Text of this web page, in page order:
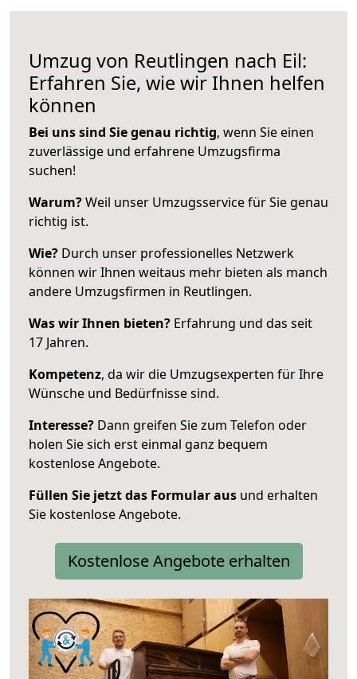
Umzug von Reutlingen nach Eil:
Erfahren Sie, wie wir Ihnen helfen
können
Bei uns sind Sie genau richtig, wenn Sie einen
zuverlässige und erfahrene Umzugsfirma
suchen!
Warum?Weil unser Umzugsservice für Sie genau
richtig ist.
Wie? Durch unser professionelles Netzwerk
können wir Ihnen weitaus mehr bieten als manch
andere Umzugsfirmen in Reutlingen.
Was wir Ihnen bieten? Erfahrung und das seit
17 Jahren.
Kompetenz, da wir die Umzugsexperten für Ihre
Wünsche und Bedürfnisse sind.
Interesse? Dann greifen Sie zum Telefon oder
holen Sie sich erst einmal ganz bequem
kostenlose Angebote.
Füllen Sie jetzt das Formular aus und erhalten
Sie kostenlose Angebote.
Kostenlose Angebote erhalten